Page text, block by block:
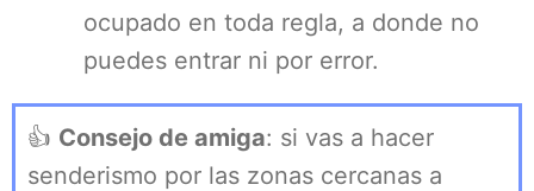
ocupado en toda regla, a donde no
puedes entrar ni por error.
👍 Consejo de amiga: si vas a hacer
senderismo por las zonas cercanas a